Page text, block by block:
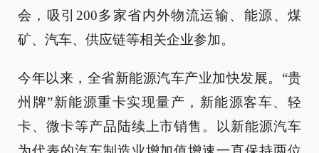
会，吸引200多家省内外物流运输、能源、煤
矿、汽车、供应链等相关企业参加。
今年以来，全省新能源汽车产业加快发展。“贵
州牌”新能源重卡实现量产，新能源客车、轻
卡、微卡等产品陆续上市销售。以新能源汽车